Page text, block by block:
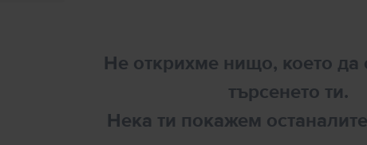
Не открихме нищо, което да
търсенето ти.
Нека ти покажем